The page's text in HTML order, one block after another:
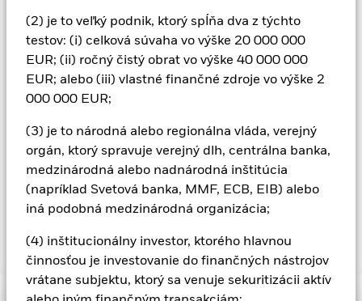
(2) je to veľký podnik, ktorý spĺňa dva z týchto
testov: (i) celková súvaha vo výške 20 000 000
EUR; (ii) ročný čistý obrat vo výške 40 000 000
EUR; alebo (iii) vlastné finančné zdroje vo výške 2
000 000 EUR;
(3) je to národná alebo regionálna vláda, verejný
orgán, ktorý spravuje verejný dlh, centrálna banka,
medzinárodná alebo nadnárodná inštitúcia
(napríklad Svetová banka, MMF, ECB, EIB) alebo
iná podobná medzinárodná organizácia;
(4) inštitucionálny investor, ktorého hlavnou
činnosťou je investovanie do finančných nástrojov
vrátane subjektu, ktorý sa venuje sekuritizácii aktív
BlackRock klasifikovala tento fond ako 6 zo 7, čo je druhá
najvyššia riziková trieda. Táto klasifikácia nie je garantovaná,
môže sa v priebehu času meniť a nie je spoľahlivým
indikátorom budúceho profilu rizika fondu. Ukazovateľ rizika
sa môže významne líšiť, ak produkt predčasne predáte a
môžete získať späť' menej. Je možné, že svoj produkt
nebudete môcť ľahko predať. Prečítajte si Dokument s
kľúčovými informáciami pre investorov PRIIP, v ktorom je
uvedených viac informácií o rizikovom profile investície. S
investíciami na súkromných trhoch sú spojené určité riziká. Sú
opísané v prospekte fondu.
Zobraziť menej
BlackRock Multi Alternatives Growth Fund